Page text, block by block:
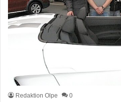
Redaktion Olpe 0